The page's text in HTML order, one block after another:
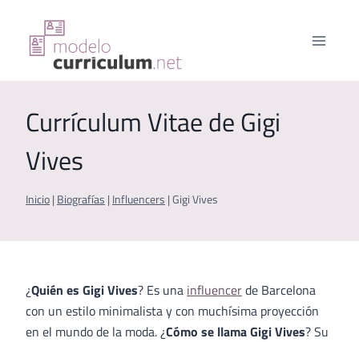
contenido
Currículum Vitae de Gigi
Vives
Inicio | Biografías | Influencers | Gigi Vives
¿Quién es Gigi Vives? Es una influencerde Barcelona
con un estilo minimalista y con muchísima proyección
en el mundo de la moda. ¿Cómo se llama Gigi Vives? Su